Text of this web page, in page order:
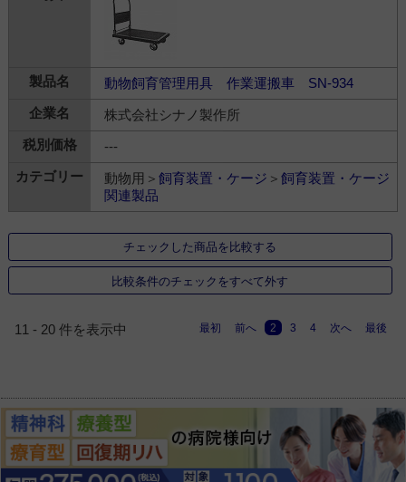
動物飼育管理用具 作業運搬車 SN-934
株式会社シナノ製作所
---
動物用＞ 飼育装置・ケージ ＞ 飼育装置・ケージ
関連製品
チェックした商品を比較する
比較条件のチェックをすべて外す
11 - 20 件を表示中 最初 前へ 2 3 4 次へ 最後